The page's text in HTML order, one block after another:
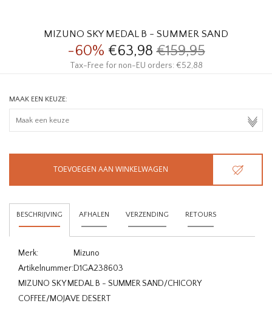
MIZUNO SKY MEDAL B - SUMMER SAND
-60% €63,98€159,95
Tax-Free for non-EU orders: €52,88
MAAK EEN KEUZE:
TOEVOEGEN AAN WINKELWAGEN
BESCHRIJVING AFHALEN VERZENDING RETOURS
Merk:
Mizuno
Artikelnummer:D1GA238603
MIZUNO SKY MEDAL B - SUMMER SAND/CHICORY
COFFEE/MOJAVE DESERT